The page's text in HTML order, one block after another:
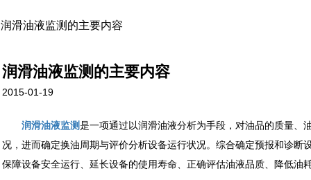
润滑油液监测的主要内容
润滑油液监测的主要内容
2015-01-19
润滑油液监测是一项通过以润滑油液分析为手段，对油品的质量、
况，进而确定换油周期与评价分析设备运行状况。综合确定预报和诊
保障设备安全运行、延长设备的使用寿命、正确评估油液品质、降低油